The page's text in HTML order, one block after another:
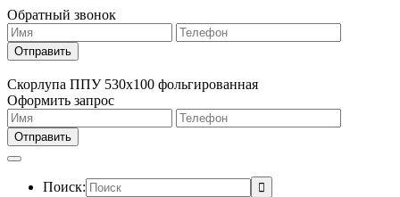
Обратный звонок
Скорлупа ППУ 530х100 фольгированная
Оформить запрос
Поиск: